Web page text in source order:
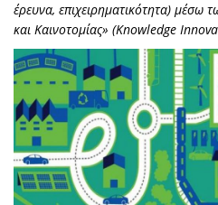
έρευνα, επιχειρηματικότητα) μέσω
και Καινοτομίας» (Knowledge